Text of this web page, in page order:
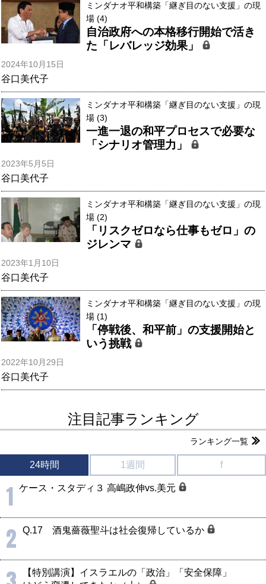
ミンダナオ平和構築「継ぎ目のない支援」の現
場 (4)
自治政府への本格移行開始で活き
た「レバレッジ効果」
2024年10月15日
谷口美代子
ミンダナオ平和構築「継ぎ目のない支援」の現
場 (3)
一進一退の和平プロセスで必要な
「シナリオ管理力」
2023年5月5日
谷口美代子
ミンダナオ平和構築「継ぎ目のない支援」の現
場 (2)
「リスクゼロなら仕事もゼロ」の
ジレンマ
2023年1月10日
谷口美代子
ミンダナオ平和構築「継ぎ目のない支援」の現
場 (1)
「停戦後、和平前」の支援開始と
いう挑戦
2022年10月29日
谷口美代子
注目記事ランキング
ランキング一覧
24時間 1週間 f
1 ケース・スタディ３ 高嶋政伸vs.美元
2 Q.17 酒鬼薔薇聖斗は社会復帰しているか
【特別講演】イスラエルの「政治」「安全保障」